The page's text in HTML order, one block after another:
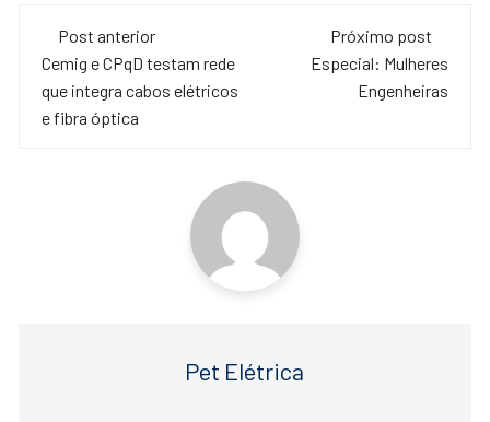
e
b
o
er s
A
Navegação
de
post
Post anterior
Cemig e CPqD testam rede
que integra cabos elétricos
e fibra óptica
Próximo post
Especial: Mulheres
Engenheiras
Pet Elétrica